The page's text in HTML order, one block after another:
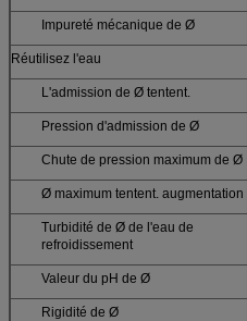
Impureté mécanique de Ø
Réutilisez l'eau
L'admission de Ø tentent.
Pression d'admission de Ø
Chute de pression maximum de Ø
Ø maximum tentent. augmentation
Turbidité de Ø de l'eau de
refroidissement
Valeur du pH de Ø
Rigidité de Ø